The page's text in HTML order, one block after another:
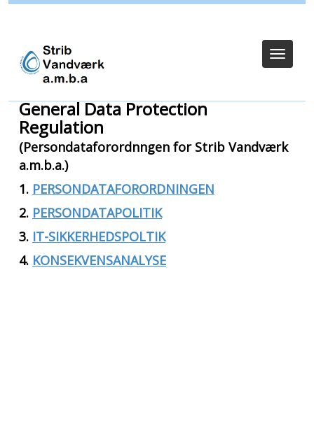
Toggle
General Data Protection
Regulation
(Persondataforordnngen for Strib Vandværk
a.m.b.a.)
1. PERSONDATAFORORDNINGEN
2. PERSONDATAPOLITIK
3. IT-SIKKERHEDSPOLTIK
4. KONSEKVENSANALYSE